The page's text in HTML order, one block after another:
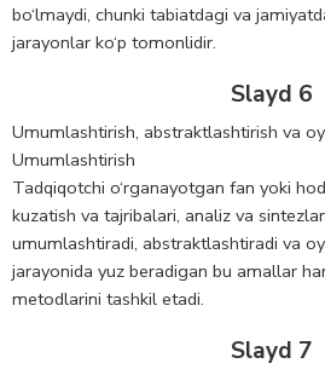
bo‘lmaydi, chunki tabiatdagi va
jarayonlar ko‘p tomonlidir.
Slayd 6
Umumlashtirish, abstraktlashtirish va
Umumlashtirish
Tadqiqotchi o‘rganayotgan fan yoki
kuzatish va tajribalari, analiz va
umumlashtiradi, abstraktlashtiradi va
jarayonida yuz beradigan bu amallar
metodlarini tashkil etadi.
Slayd 7